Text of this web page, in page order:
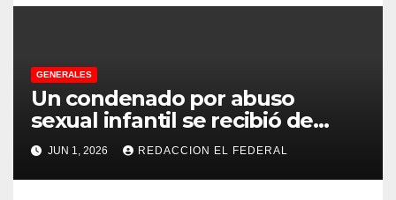
GENERALES
Un condenado por abuso
sexual infantil se recibió de
psicopedagogo dentro del
Servicio Penitenciario de La
Rioja
JUN 1, 2026 REDACCION EL FEDERAL